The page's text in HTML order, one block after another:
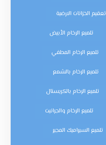
تعقيم الخزانات الارضية
تلميع الرخام الأبيض
تلميع الرخام المطفي
تلميع الرخام بالشمع
تلميع الرخام بالكريستال
تلميع الرخام والجرانيت
تلميع السيراميك المجير